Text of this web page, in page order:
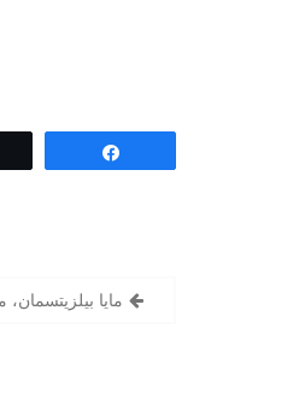
مايا